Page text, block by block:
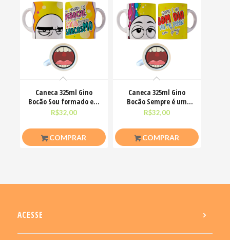
Caneca 325ml Gino
Bocão Sou formado em
deboche com mestrado
R$32,00
COMPRAR
Caneca 325ml Gino
Bocão Sempre é um
bom dia pra me deixar
R$32,00
COMPRAR
ACESSE